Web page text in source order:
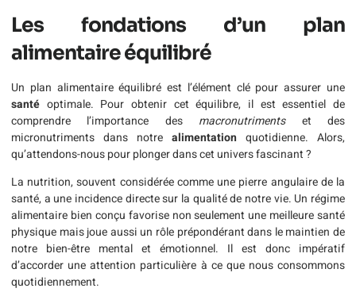
Les fondations d’un plan
alimentaire équilibré
Un plan alimentaire équilibré est l’élément clé pour assurer une
santé optimale. Pour obtenir cet équilibre, il est essentiel de
comprendre l’importance des macronutrimentset des
micronutriments dans notre alimentation quotidienne. Alors,
qu’attendons-nous pour plonger dans cet univers fascinant ?
La nutrition, souvent considérée comme une pierre angulaire de la
santé, a une incidence directe sur la qualité de notre vie. Un régime
alimentaire bien conçu favorise non seulement une meilleure santé
physique mais joue aussi un rôle prépondérant dans le maintien de
notre bien-être mental et émotionnel. Il est donc impératif
d’accorder une attention particulière à ce que nous consommons
quotidiennement.